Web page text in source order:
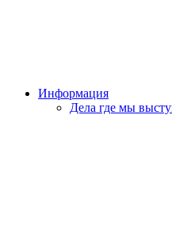
Информация
Дела где мы